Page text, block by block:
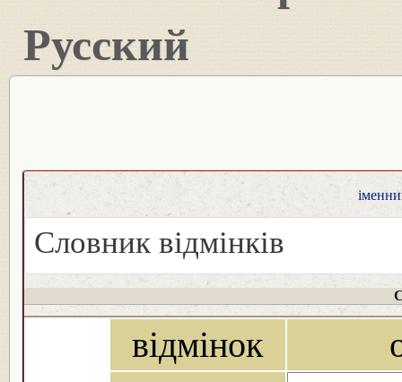
Русский
Словник відмінків
відмінок